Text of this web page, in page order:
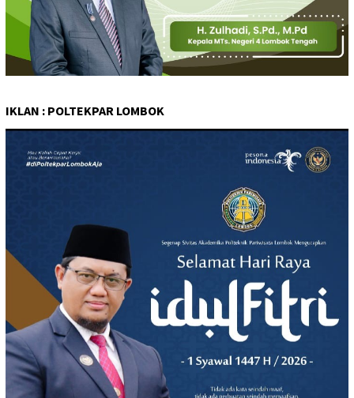
IKLAN : POLTEKPAR LOMBOK